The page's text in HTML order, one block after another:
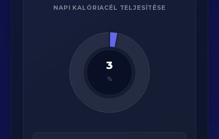
NAPI KALÓRIACÉL TELJESÍTÉSE
3
%